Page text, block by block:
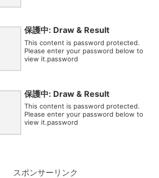
保護中: Draw & Result
This content is password protected.
Please enter your password below to
view it.password
保護中: Draw & Result
This content is password protected.
Please enter your password below to
view it.password
スポンサーリンク